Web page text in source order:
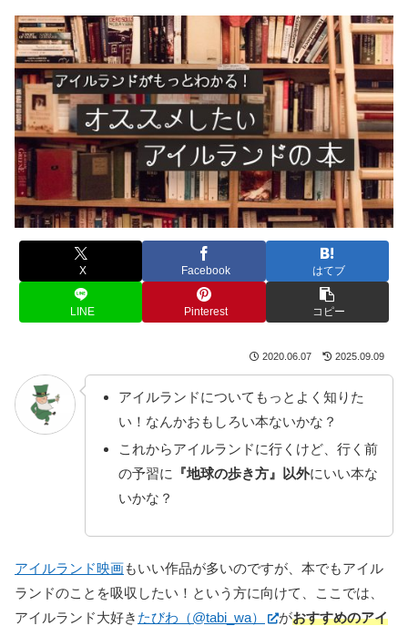
X Facebook はてブ
LINE Pinterest コピー
2020.06.07 2025.09.09
アイルランドについてもっとよく知りた
い！なんかおもしろい本ないかな？
これからアイルランドに行くけど、行く前
の予習に 『地球の歩き方』以外にいい本な
いかな？
アイルランド映画もいい作品が多いのですが、本でもアイル
ランドのことを吸収したい！という方に向けて、ここでは、
アイルランド大好き たびわ（@tabi_wa） がおすすめのアイ